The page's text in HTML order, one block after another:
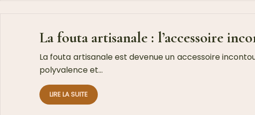
La fouta artisanale : l’accessoire
La fouta artisanale est devenue un accessoire
polyvalence et…
LIRE LA SUITE